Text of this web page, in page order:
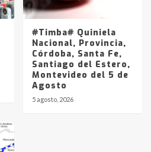
#Timba# Quiniela
Nacional, Provincia,
Córdoba, Santa Fe,
Santiago del Estero,
Montevideo del 5 de
Agosto
5 agosto, 2026